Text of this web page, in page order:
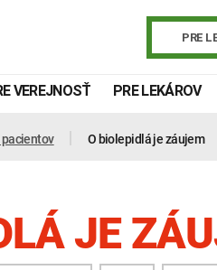
PRE
VEREJNOSŤ PRE LEKÁROV
pacientov O biolepidlá je záujem
JE